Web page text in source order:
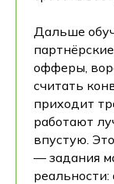
Дальше
офферы,
считать
приходит
работают
впустую.
— задания
реальности: